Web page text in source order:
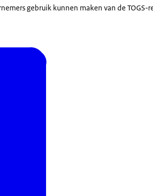
gebruik kunnen maken van de TOGS-